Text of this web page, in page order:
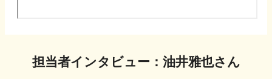
担当者インタビュー： 油井雅也さん